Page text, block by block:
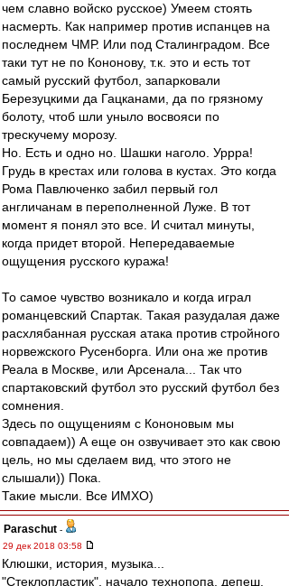
чем славно войско русское) Умеем стоять
насмерть. Как например против испанцев на
последнем ЧМР. Или под Сталинградом. Все
таки тут не по Кононову, т.к. это и есть тот
самый русский футбол, запарковали
Березуцкими да Гацканами, да по грязному
болоту, чтоб шли уныло восвояси по
трескучему морозу.
Но. Есть и одно но. Шашки наголо. Уррра!
Грудь в крестах или голова в кустах. Это когда
Рома Павлюченко забил первый гол
англичанам в переполненной Луже. В тот
момент я понял это все. И считал минуты,
когда придет второй. Непередаваемые
ощущения русского куража!
То самое чувство возникало и когда играл
романцевский Спартак. Такая разудалая даже
расхлябанная русская атака против стройного
норвежского Русенборга. Или она же против
Реала в Москве, или Арсенала... Так что
спартаковский футбол это русский футбол без
сомнения.
Здесь по ощущениям с Кононовым мы
совпадаем)) А еще он озвучивает это как свою
цель, но мы сделаем вид, что этого не
слышали)) Пока.
Такие мысли. Все ИМХО)
Paraschut -
29 дек 2018 03:58
Клюшки, история, музыка...
"Стеклопластик", начало технопопа, депеш,